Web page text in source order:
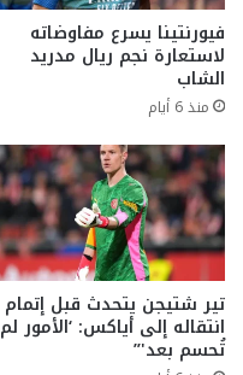
فيورنتينا يسرع مفاوضاته
لاستعارة نجم ريال مدريد
الشاب
منذ 6 أيام
تير شتيجن يتحدث قبل إتمام
انتقاله إلى أياكس: ‘الأمور لم
تُحسم بعد'”